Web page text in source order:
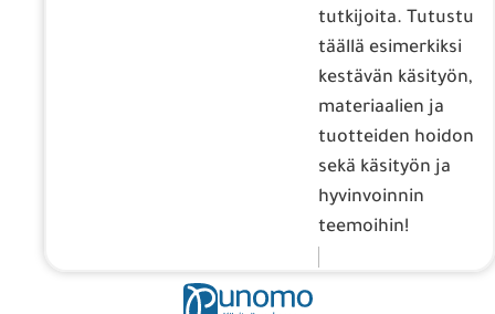
tutkijoita. Tutustu
täällä esimerkiksi
kestävän käsityön,
materiaalien ja
tuotteiden hoidon
sekä käsityön ja
hyvinvoinnin
teemoihin!